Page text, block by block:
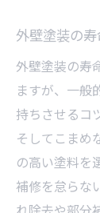
外壁塗装の
外壁塗装の寿
ますが、一般
持ちさせるコ
そしてこまめ
の高い塗料を
補修を怠らな